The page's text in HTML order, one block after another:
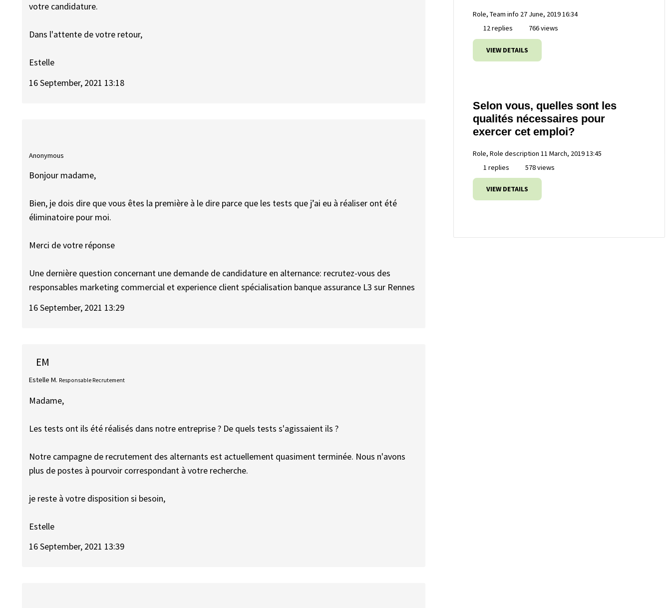
votre candidature.
Dans l'attente de votre retour,
Estelle
16 September, 2021 13:18
Anonymous
Bonjour madame,
Bien, je dois dire que vous êtes la première à le dire parce que les tests que j’ai eu à réaliser ont été
éliminatoire pour moi.
Merci de votre réponse
Une dernière question concernant une demande de candidature en alternance: recrutez-vous des
responsables marketing commercial et experience client spécialisation banque assurance L3 sur Rennes
16 September, 2021 13:29
EM
Estelle M. Responsable Recrutement
Madame,
Les tests ont ils été réalisés dans notre entreprise ? De quels tests s'agissaient ils ?
Notre campagne de recrutement des alternants est actuellement quasiment terminée. Nous n'avons
plus de postes à pourvoir correspondant à votre recherche.
je reste à votre disposition si besoin,
Estelle
16 September, 2021 13:39
Role, Team info 27 June, 2019 16:34
12 replies
766 views
VIEW DETAILS
Selon vous, quelles sont les
qualités nécessaires pour
exercer cet emploi?
Role, Role description 11 March, 2019 13:45
1 replies
578 views
VIEW DETAILS